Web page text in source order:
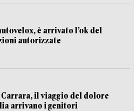
è arrivato l’ok del
autorizzate
il viaggio del dolore
arrivano i genitori